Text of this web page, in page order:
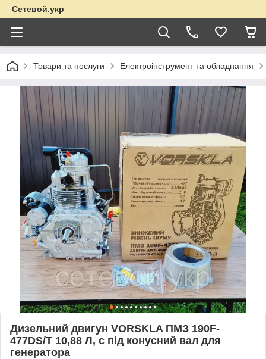
Сетевой.укр
Товари та послуги Електроінструмент та обладнання
Дизельний двигун VORSKLA ПМЗ 190F-
477DS/T 10,88 Л, с під конусний вал для
генератора